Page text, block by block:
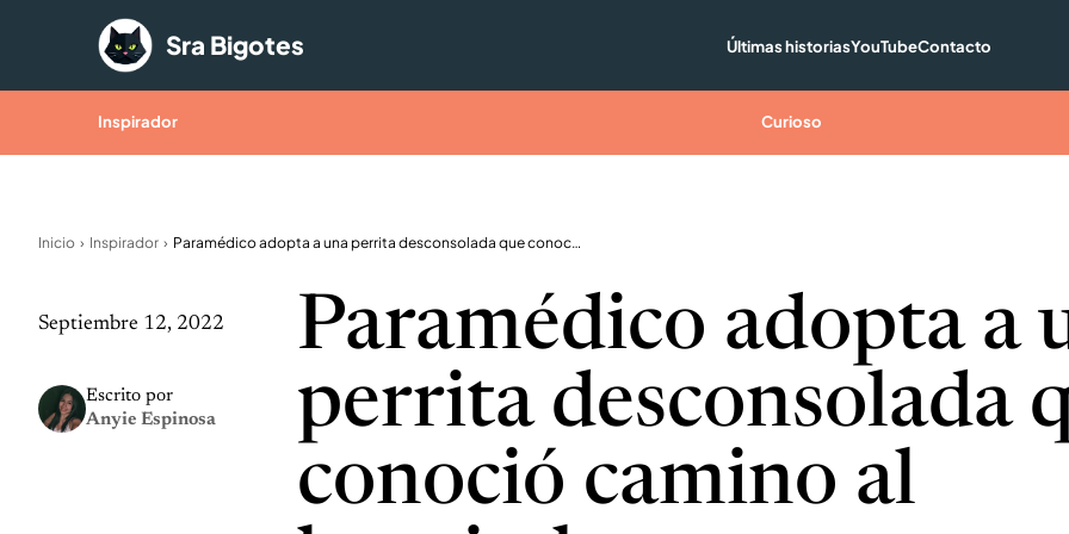
Saltar al contenido
Sra Bigotes Últimas historiasYouTubeContacto
Inspirador Curioso
Inicio Inspirador Paramédico adopta a una perrita desconsolada que conoció camino al hospital
Septiembre 12, 2022
Escrito por
Anyie Espinosa
Paramédico adopta a
perrita desconsolada
conoció camino al